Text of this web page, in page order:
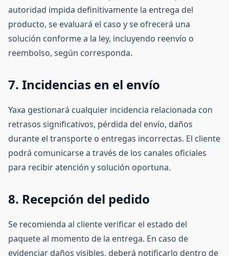
autoridad impida definitivamente la entrega del
producto, se evaluará el caso y se ofrecerá una
solución conforme a la ley, incluyendo reenvío o
reembolso, según corresponda.
7. Incidencias en el envío
Yaxa gestionará cualquier incidencia relacionada con
retrasos significativos, pérdida del envío, daños
durante el transporte o entregas incorrectas. El cliente
podrá comunicarse a través de los canales oficiales
para recibir atención y solución oportuna.
8. Recepción del pedido
Se recomienda al cliente verificar el estado del
paquete al momento de la entrega. En caso de
evidenciar daños visibles, deberá notificarlo dentro de